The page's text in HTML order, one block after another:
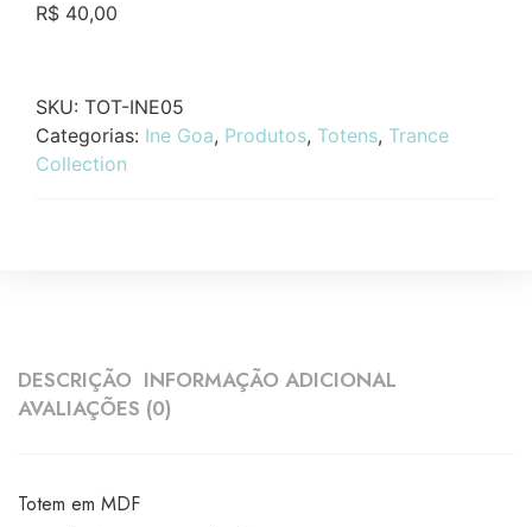
R$ 40,00
SKU: TOT-INE05
Categorias: Ine Goa, Produtos, Totens, Trance
Collection
DESCRIÇÃO INFORMAÇÃO ADICIONAL
AVALIAÇÕES (0)
Totem em MDF